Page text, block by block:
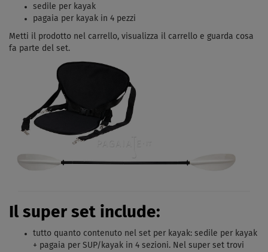
sedile per kayak
pagaia per kayak in 4 pezzi
Metti il ​​prodotto nel carrello, visualizza il carrello e guarda cosa
fa parte del set.
Il super set include:
tutto quanto contenuto nel set per kayak: sedile per kayak
+ pagaia per SUP/kayak in 4 sezioni. Nel super set trovi